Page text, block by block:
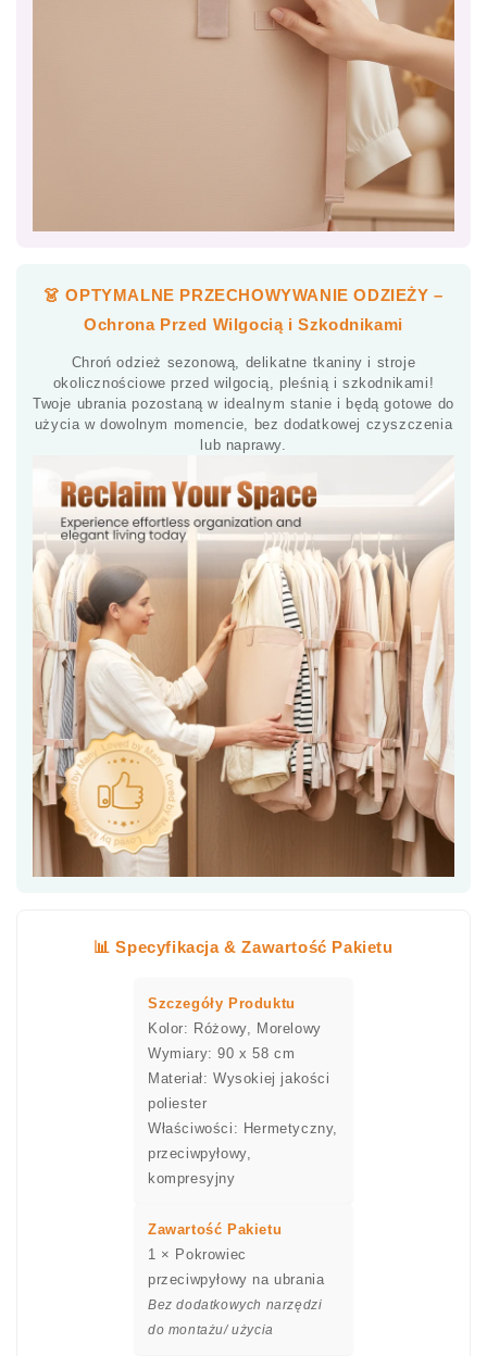
👗 OPTYMALNE PRZECHOWYWANIE ODZIEŻY –
Ochrona Przed Wilgocią i Szkodnikami
Chroń odzież sezonową, delikatne tkaniny i stroje
okolicznościowe przed wilgocią, pleśnią i szkodnikami!
Twoje ubrania pozostaną w idealnym stanie i będą gotowe do
użycia w dowolnym momencie, bez dodatkowej czyszczenia
lub naprawy.
📊 Specyfikacja & Zawartość Pakietu
Szczegóły Produktu
Kolor: Różowy, Morelowy
Wymiary: 90 x 58 cm
Materiał: Wysokiej jakości
poliester
Właściwości: Hermetyczny,
przeciwpyłowy,
kompresyjny
Zawartość Pakietu
1 × Pokrowiec
przeciwpyłowy na ubrania
Bez dodatkowych narzędzi
do montażu/ użycia